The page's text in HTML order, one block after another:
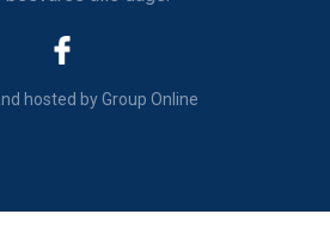
hosted by Group Online